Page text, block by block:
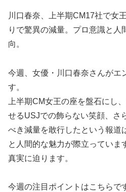
川口春奈、上半期CM17社で女
りで驚異の減量。プロ意識と人
向。
今週、女優・川口春奈さんがエ
す。
上半期CM女王の座を盤石にし
せるUSJでの飾らない笑顔、さ
べき減量を敢行したという報道
と人間的な魅力が際立っていま
真実に迫ります。
今週の注目ポイントはこちらで